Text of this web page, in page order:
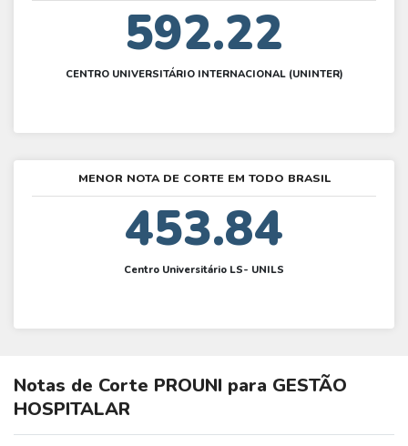
592.22
CENTRO UNIVERSITÁRIO INTERNACIONAL (UNINTER)
MENOR NOTA DE CORTE EM TODO BRASIL
453.84
Centro Universitário LS- UNILS
Notas de Corte PROUNI para GESTÃO
HOSPITALAR